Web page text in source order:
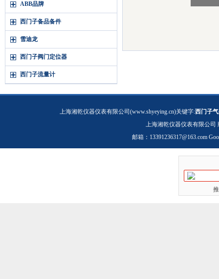
ABB品牌
西门子备品备件
雪迪龙
西门子阀门定位器
西门子流量计
上海湘乾仪器仪表有限公司(www.shyeying.cn)关键字:西门子
上海湘乾仪器仪表有限公司
邮箱： 13391236317@163.com